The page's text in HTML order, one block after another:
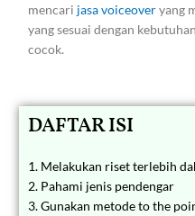
mencari jasa voiceoveryang
yang sesuai dengan
cocok.
DAFTAR ISI
1. Melakukan riset terlebih
2. Pahami jenis pendengar
3. Gunakan metode to the